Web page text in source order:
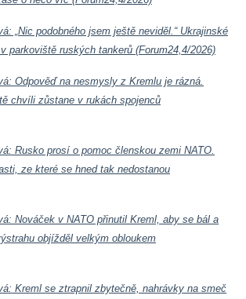
„Nic podobného jsem ještě neviděl.“ Ukrajinské
parkoviště ruských tankerů (Forum24,4/2026)
Odpověď na nesmysly z Kremlu je rázná.
chvíli zůstane v rukách spojenců
Rusko prosí o pomoc členskou zemi NATO.
ze které se hned tak nedostanou
Nováček v NATO přinutil Kreml, aby se bál a
objížděl velkým obloukem
Kreml se ztrapnil zbytečně, nahrávky na smeč